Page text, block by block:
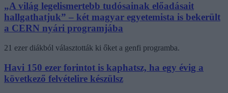
„A világ legelismertebb tudósainak előadásait
hallgathatjuk” – két magyar egyetemista is bekerült
a CERN nyári programjába
21 ezer diákból választották ki őket a genfi programba.
Havi 150 ezer forintot is kaphatsz, ha egy évig a
következő felvételire készülsz